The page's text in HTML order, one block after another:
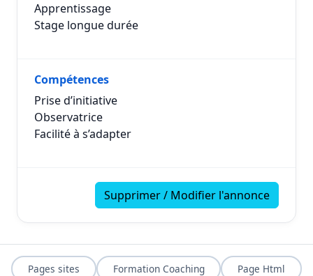
Apprentissage
Stage longue durée
Compétences
Prise d’initiative
Observatrice
Facilité à s’adapter
Supprimer / Modifier l'annonce
Pages sites Formation Coaching Page Html